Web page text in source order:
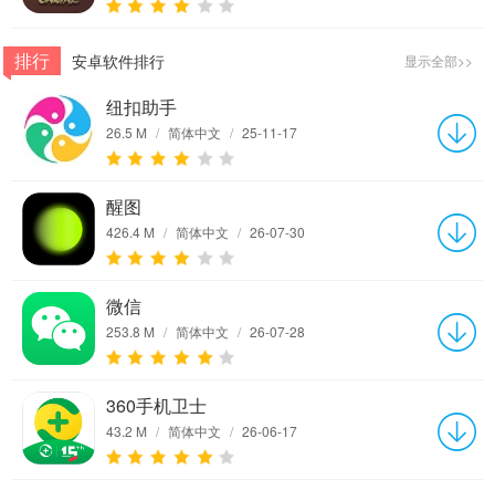
显示全部>>
排行 安卓软件排行
纽扣助手
26.5 M / 简体中文 / 25-11-17
醒图
426.4 M / 简体中文 / 26-07-30
微信
253.8 M / 简体中文 / 26-07-28
360手机卫士
43.2 M / 简体中文 / 26-06-17